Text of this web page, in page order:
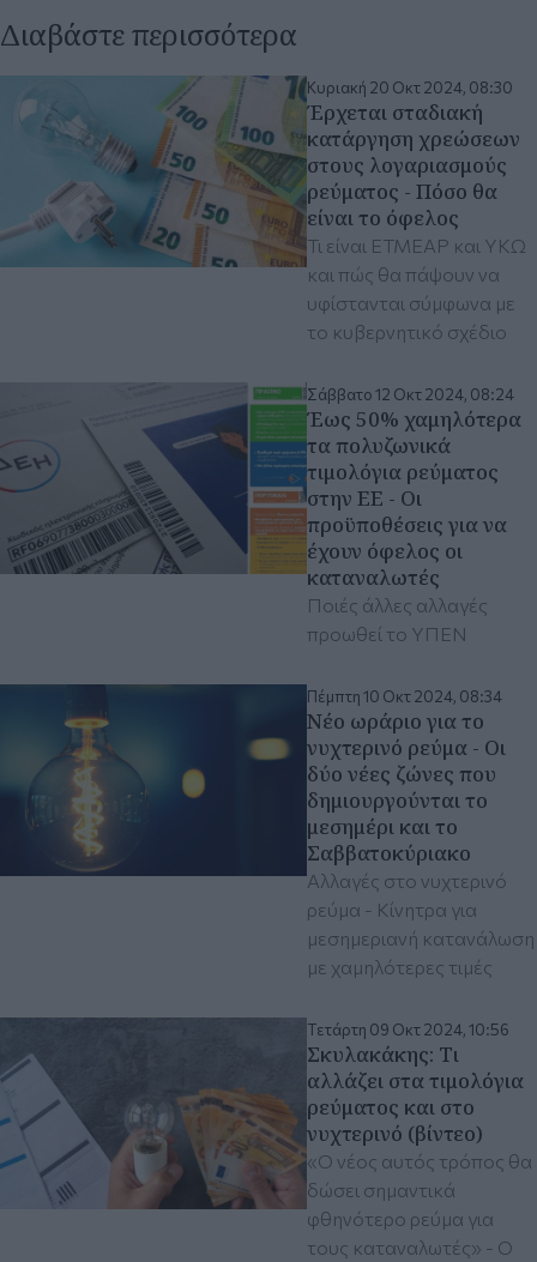
Διαβάστε περισσότερα
Κυριακή 20 Οκτ 2024, 08:30
Έρχεται σταδιακή
κατάργηση χρεώσεων
στους λογαριασμούς
ρεύματος - Πόσο θα
είναι το όφελος
Τι είναι ΕΤΜΕΑΡ και ΥΚΩ
και πώς θα πάψουν να
υφίστανται σύμφωνα με
το κυβερνητικό σχέδιο
Σάββατο 12 Οκτ 2024, 08:24
Έως 50% χαμηλότερα
τα πολυζωνικά
τιμολόγια ρεύματος
στην ΕΕ - Οι
προϋποθέσεις για να
έχουν όφελος οι
καταναλωτές
Ποιές άλλες αλλαγές
προωθεί το ΥΠΕΝ
Πέμπτη 10 Οκτ 2024, 08:34
Νέο ωράριο για το
νυχτερινό ρεύμα - Οι
δύο νέες ζώνες που
δημιουργούνται το
μεσημέρι και το
Σαββατοκύριακο
Αλλαγές στο νυχτερινό
ρεύμα - Κίνητρα για
μεσημεριανή κατανάλωση
με χαμηλότερες τιμές
Τετάρτη 09 Οκτ 2024, 10:56
Σκυλακάκης: Τι
αλλάζει στα τιμολόγια
ρεύματος και στο
νυχτερινό (βίντεο)
«Ο νέος αυτός τρόπος θα
δώσει σημαντικά
φθηνότερο ρεύμα για
τους καταναλωτές» - Ο